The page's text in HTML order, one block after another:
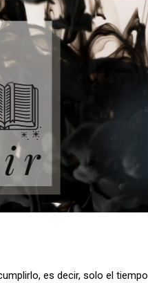
es decir, solo el tiempo